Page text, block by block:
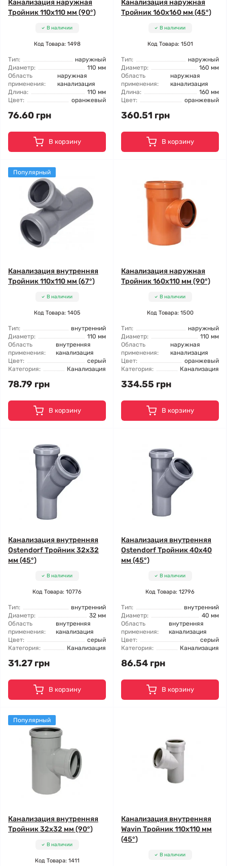
Канализация наружная
Тройник 110x110 мм (90°)
В наличии
Код Товара: 1498
Тип:
наружный
Диаметр:
110 мм
Область
применения:
наружная
канализация
Длина:
110 мм
Цвет:
оранжевый
76.60 грн
В корзину
Канализация наружная
Тройник 160x160 мм (45°)
В наличии
Код Товара: 1501
Тип:
наружный
Диаметр:
160 мм
Область
применения:
наружная
канализация
Длина:
160 мм
Цвет:
оранжевый
360.51 грн
В корзину
Популярный
Канализация внутренняя
Тройник 110x110 мм (67°)
В наличии
Код Товара: 1405
Тип:
внутренний
Диаметр:
110 мм
Область
применения:
внутренняя
канализация
Цвет:
серый
Категория:
Канализация
78.79 грн
В корзину
Канализация наружная
Тройник 160x110 мм (90°)
В наличии
Код Товара: 1500
Тип:
наружный
Диаметр:
110 мм
Область
применения:
наружная
канализация
Цвет:
оранжевый
Категория:
Канализация
334.55 грн
В корзину
Канализация внутренняя
Ostendorf Тройник 32x32
мм (45°)
В наличии
Код Товара: 10776
Тип:
внутренний
Диаметр:
32 мм
Область
применения:
внутренняя
канализация
Цвет:
серый
Категория:
Канализация
31.27 грн
В корзину
Канализация внутренняя
Ostendorf Тройник 40x40
мм (45°)
В наличии
Код Товара: 12796
Тип:
внутренний
Диаметр:
40 мм
Область
применения:
внутренняя
канализация
Цвет:
серый
Категория:
Канализация
86.54 грн
В корзину
Популярный
Канализация внутренняя
Тройник 32x32 мм (90°)
В наличии
Код Товара: 1411
Канализация внутренняя
Wavin Тройник 110x110 мм
(45°)
В наличии